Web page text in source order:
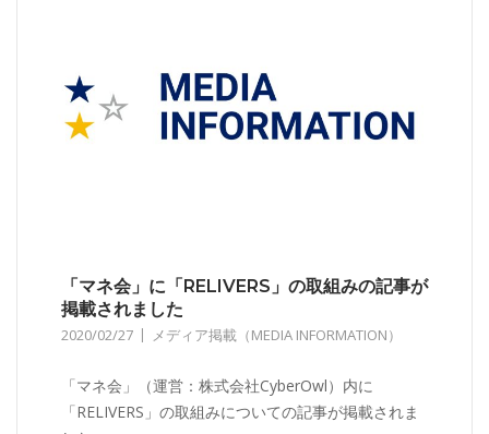
「マネ会」に「RELIVERS」の取組みの記事が
掲載されました
2020/02/27 メディア掲載（MEDIA INFORMATION）
「マネ会」（運営：株式会社CyberOwl）内に
「RELIVERS」の取組みについての記事が掲載されま